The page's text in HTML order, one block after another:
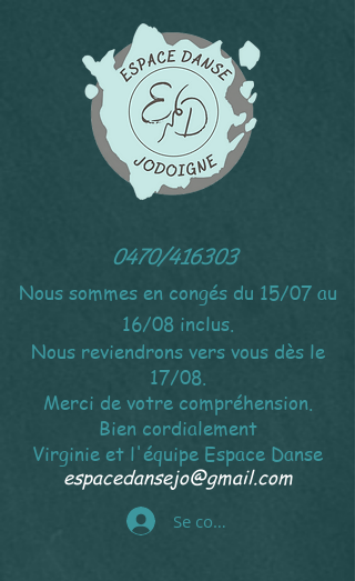
0470/416303
Nous sommes en congés du 15/07 au
16/08 inclus.
Nous reviendrons vers vous dès le
17/08.
Merci de votre compréhension.
Bien cordialement
Virginie et l'équipe Espace Danse
espacedansejo@gmail.com
Se connecter